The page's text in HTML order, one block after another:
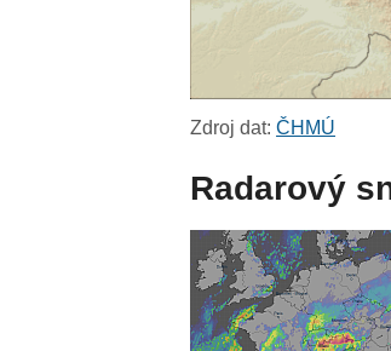
Zdroj dat:ČHMÚ
Radarový